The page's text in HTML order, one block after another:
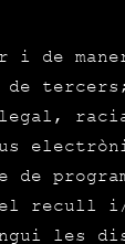
de
recull
les